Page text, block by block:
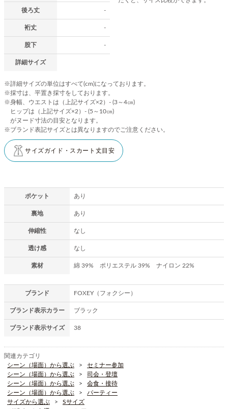
後ろ丈 -
裄丈 -
股下 -
詳細サイズ
※詳細サイズの単位はすべて(cm)になっております。
※採寸は、平置き採寸をしております。
※身幅、ウエストは（上記サイズ×2）- (3～4㎝)
ヒップは（上記サイズ×2）- (5～10㎝)
がヌード寸法の目安となります。
※ブランド表記サイズとは異なりますのでご注意ください。
サイズガイド・スカート丈目安
ポケット あり
裏地 あり
伸縮性 なし
透け感 なし
素材 綿 39% ポリエステル 39% ナイロン 22%
ブランド FOXEY（フォクシー）
ブランド表示カラー ブラック
ブランド表示サイズ 38
関連カテゴリ
シーン（場面）から選ぶ
セミナー参加
シーン（場面）から選ぶ
司会・登壇
シーン（場面）から選ぶ
会食・接待
シーン（場面）から選ぶ
パーティー
サイズから選ぶ
Sサイズ